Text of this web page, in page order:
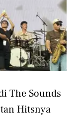
The Sounds
Hitsnya